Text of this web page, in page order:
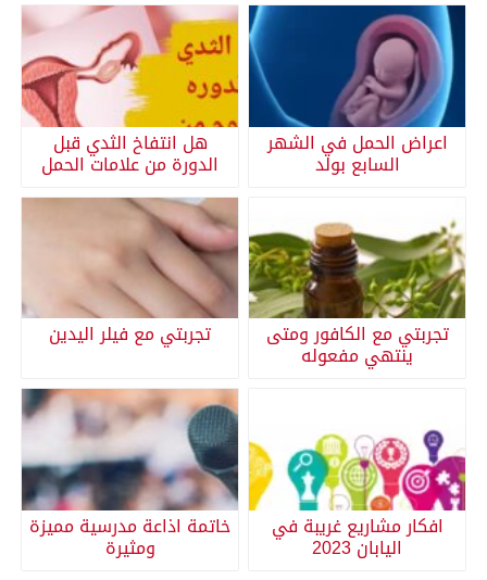
اعراض الحمل في الشهر
السابع بولد
هل انتفاخ الثدي قبل
الدورة من علامات الحمل
تجربتي مع الكافور ومتى
ينتهي مفعوله
تجربتي مع فيلر اليدين
افكار مشاريع غريبة في
اليابان 2023
خاتمة اذاعة مدرسية مميزة
ومثيرة